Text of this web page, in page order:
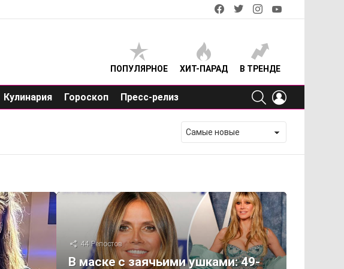
facebooktwitterinstagram
ПОПУЛЯРНОЕ ХИТ-ПАРАД В ТРЕНДЕ
Кулинария Гороскоп Пресс-релиз
SEARCH
44 Репостов
В маске с заячьими ушками: 49-